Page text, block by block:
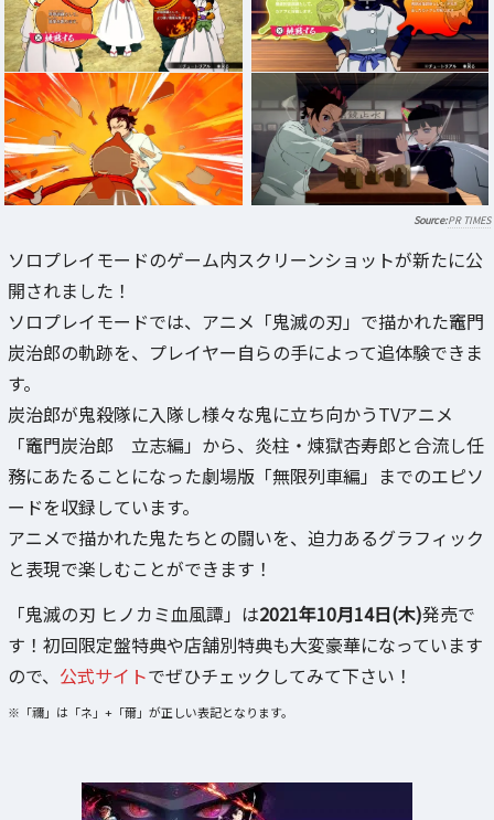
PR TIMES
ソロプレイモードのゲーム内スクリーンショットが新たに公
開されました！
ソロプレイモードでは、アニメ「鬼滅の刃」で描かれた竈門
炭治郎の軌跡を、プレイヤー自らの手によって追体験できま
す。
炭治郎が鬼殺隊に入隊し様々な鬼に立ち向かうTVアニメ
「竈門炭治郎 立志編」から、炎柱・煉獄杏寿郎と合流し任
務にあたることになった劇場版「無限列車編」までのエピソ
ードを収録しています。
アニメで描かれた鬼たちとの闘いを、迫力あるグラフィック
と表現で楽しむことができます！
「鬼滅の刃 ヒノカミ血風譚」は2021年10月14日(木)発売で
す！初回限定盤特典や店舗別特典も大変豪華になっています
ので、 公式サイトでぜひチェックしてみて下さい！
※「禰」は「ネ」+「爾」が正しい表記となります。